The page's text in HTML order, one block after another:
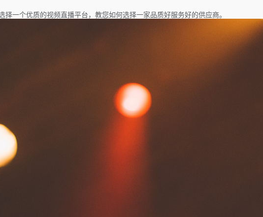
一个优质的视频直播平台，教您如何选择一家品质好服务好的供应商。